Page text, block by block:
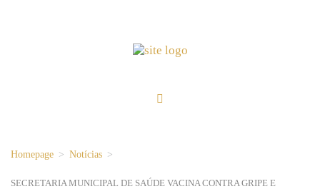
Homepage > Notícias >
SECRETARIA MUNICIPAL DE SAÚDE VACINA CONTRA GRIPE E